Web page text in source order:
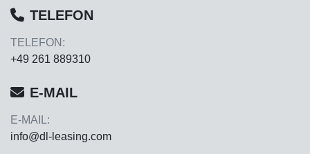
TELEFON
TELEFON:
+49 261 889310
E-MAIL
E-MAIL:
info@dl-leasing.com